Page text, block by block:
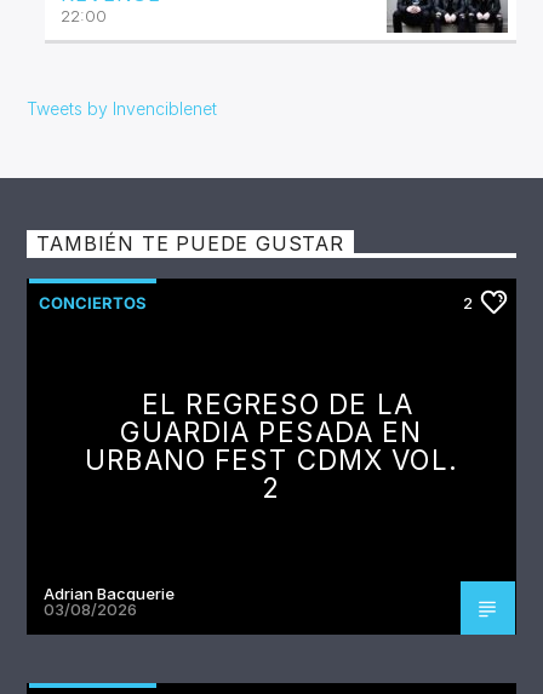
22:00
Tweets by Invenciblenet
TAMBIÉN TE PUEDE GUSTAR
CONCIERTOS 2
EL REGRESO DE LA
GUARDIA PESADA EN
URBANO FEST CDMX VOL.
2
Adrian Bacquerie
03/08/2026